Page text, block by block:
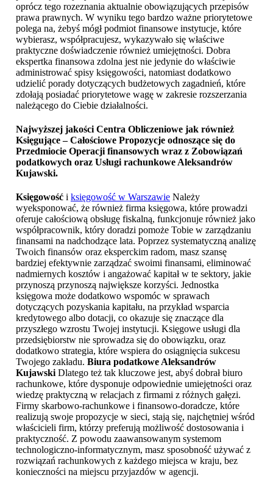
oprócz tego rozeznania aktualnie obowiązujących przepisów
prawa prawnych. W wyniku tego bardzo ważne priorytetowe
polega na, żebyś mógł podmiot finansowe instytucje, które
wybierasz, współpracujesz, wykazywało się właściwe
praktyczne doświadczenie również umiejętności. Dobra
ekspertka finansowa zdolna jest nie jedynie do właściwie
administrować spisy księgowości, natomiast dodatkowo
udzielić porady dotyczących budżetowych zagadnień, które
zdołają posiadać priorytetowe wagę w zakresie rozszerzania
należącego do Ciebie działalności.
Najwyższej jakości Centra Obliczeniowe jak również
Księgujące – Całościowe Propozycje odnoszące się do
Przedmiocie Operacji finansowych wraz z Zobowiązań
podatkowych oraz Usługi rachunkowe Aleksandrów
Kujawski.
Księgowość i księgowość w Warszawie Należy
wyeksponować, że również firma księgowa, które prowadzi
oferuje całościową obsługę fiskalną, funkcjonuje również jako
współpracownik, który doradzi pomoże Tobie w zarządzaniu
finansami na nadchodzące lata. Poprzez systematyczną analizę
Twoich finansów oraz eksperckim radom, masz szansę
bardziej efektywnie zarządzać swoimi finansami, eliminować
nadmiernych kosztów i angażować kapitał w te sektory, jakie
przynoszą przynoszą największe korzyści. Jednostka
księgowa może dodatkowo wspomóc w sprawach
dotyczących pozyskania kapitału, na przykład wsparcia
kredytowego albo dotacji, co okazuje się znaczące dla
przyszłego wzrostu Twojej instytucji. Księgowe usługi dla
przedsiębiorstw nie sprowadza się do obowiązku, oraz
dodatkowo strategia, które wspiera do osiągnięcia sukcesu
Twojego zakładu. Biura podatkowe Aleksandrów
KujawskiDlatego też tak kluczowe jest, abyś dobrał biuro
rachunkowe, które dysponuje odpowiednie umiejętności oraz
wiedzę praktyczną w relacjach z firmami z różnych gałęzi.
Firmy skarbowo-rachunkowe i finansowo-doradcze, które
realizują swoje propozycje w sieci, stają się, najchętniej wśród
właścicieli firm, którzy preferują możliwość dostosowania i
praktyczność. Z powodu zaawansowanym systemom
technologiczno-informatycznym, masz sposobność używać z
rozwiązań rachunkowych z każdego miejsca w kraju, bez
konieczności na miejscu przyjazdów w agencji.